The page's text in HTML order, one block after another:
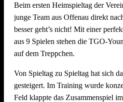
Turniersieger wurde das Team
Untergruppenbach – und das
ließen im gesamten Turnierverlauf
erkennen und mussten in der
den K.o.-Runden nur einen
das spätere Drittplatzierte Team
Zeichen der Dominanz des Teams,
(21:18) stets die Kontrolle behielt.
Beim ersten Heimspieltag der
junge Team aus Offenau direkt
besser geht’s nicht! Mit einer
aus 9 Spielen stehen die TGO-
auf dem Treppchen.
Von Spieltag zu Spieltag hat sich
gesteigert. Im Training wurde
Feld klappte das Zusammenspiel